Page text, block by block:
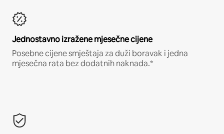
Jednostavno izražene mjesečne cijene
Posebne cijene smještaja za duži boravak i jedna
mjesečna rata bez dodatnih naknada.*